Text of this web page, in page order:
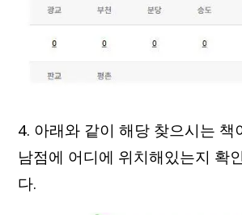
4. 아래와 같이 해당 찾으시는 책
남점에 어디에 위치해있는지 확
다.